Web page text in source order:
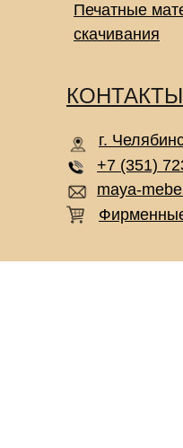
КОНТАКТЫ
Печатные
скачивания
г.
+7 (351)
maya-